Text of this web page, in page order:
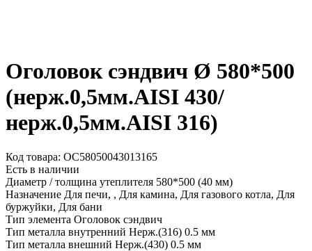
Оголовок сэндвич Ø 580*500
(нерж.0,5мм.AISI 430/
нерж.0,5мм.AISI 316)
Код товара: ОС58050043013165
Есть в наличии
Диаметр / толщина утеплителя 580*500 (40 мм)
Назначение Для печи, , Для камина, Для газового котла, Для
буржуйки, Для бани
Тип элемента Оголовок сэндвич
Тип металла внутренний Нерж.(316) 0.5 мм
Тип металла внешний Нерж.(430) 0.5 мм